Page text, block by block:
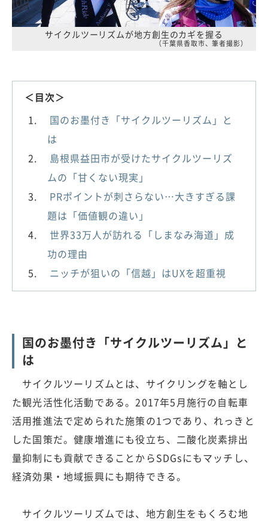
サイクルツーリズムが地方創生のカギを握る
（千葉県香取市、筆者撮影）
＜目次＞
国のお墨付き「サイクルツーリズム」と
は
島根県益田市が受けたサイクルツーリズ
ムの「甘くない現実」
PRポイントが刺さらない…大きすぎる課
題は「価値観の違い」
世界33万人が訪れる「しまなみ海道」成
功の理由
ニッチが狙いの「信越」はUXを超重視
国のお墨付き「サイクルツーリズム」と
は
サイクルツーリズムとは、サイクリングを軸とし
た観光活性化活動である。2017年5月施行の自転車
活用推進法で定められた施策の1つであり、れっきと
した国策だ。健康増進にも役立ち、二酸化炭素排出
量抑制にも貢献できることからSDGsにもマッチし、
経済効果・地域振興にも期待できる。
サイクルツーリズムでは、地方創生をもくろむ地